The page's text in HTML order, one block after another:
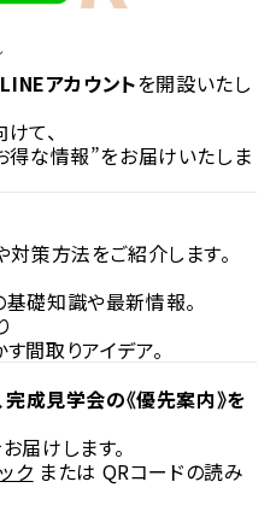
アカウントを開設いたし
て、
得な情報”をお届けいたしま
対策方法をご紹介します。
礎知識や最新情報。
間取りアイデア。
成見学会の《優先案内》を
届けします。
ク または QRコードの読み